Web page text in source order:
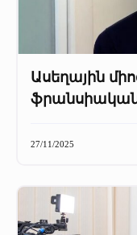
Ասեղային
ֆրանսիական
27/11/2025